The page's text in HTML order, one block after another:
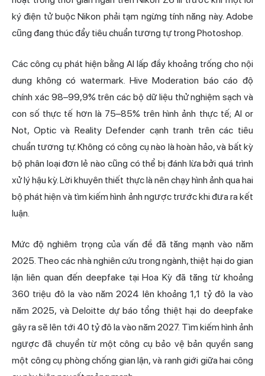
ký điện tử buộc Nikon phải tạm ngừng tính năng này. Adobe
cũng đang thúc đẩy tiêu chuẩn tương tự trong Photoshop.
Các công cụ phát hiện bằng AI lấp đầy khoảng trống cho nội
dung không có watermark. Hive Moderation báo cáo độ
chính xác 98–99,9% trên các bộ dữ liệu thử nghiệm sạch và
con số thực tế hơn là 75–85% trên hình ảnh thực tế; AI or
Not, Optic và Reality Defender cạnh tranh trên các tiêu
chuẩn tương tự. Không có công cụ nào là hoàn hảo, và bất kỳ
bộ phân loại đơn lẻ nào cũng có thể bị đánh lừa bởi quá trình
xử lý hậu kỳ. Lời khuyên thiết thực là nên chạy hình ảnh qua hai
bộ phát hiện và tìm kiếm hình ảnh ngược trước khi đưa ra kết
luận.
Mức độ nghiêm trọng của vấn đề đã tăng mạnh vào năm
2025. Theo các nhà nghiên cứu trong ngành, thiệt hại do gian
lận liên quan đến deepfake tại Hoa Kỳ đã tăng từ khoảng
360 triệu đô la vào năm 2024 lên khoảng 1,1 tỷ đô la vào
năm 2025, và Deloitte dự báo tổng thiệt hại do deepfake
gây ra sẽ lên tới 40 tỷ đô la vào năm 2027. Tìm kiếm hình ảnh
ngược đã chuyển từ một công cụ bảo vệ bản quyền sang
một công cụ phòng chống gian lận, và ranh giới giữa hai công